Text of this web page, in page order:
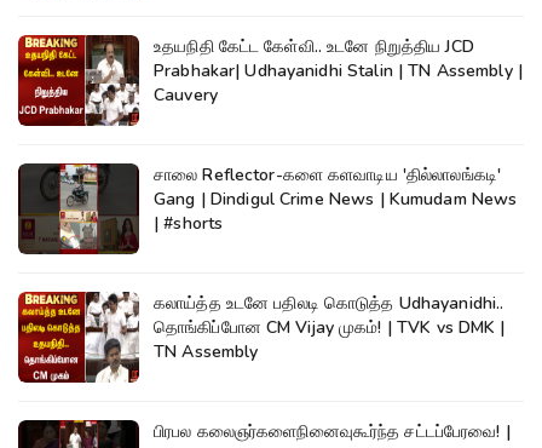
உதயநிதி கேட்ட கேள்வி.. உடனே நிறுத்திய JCD
Prabhakar| Udhayanidhi Stalin | TN Assembly |
Cauvery
சாலை Reflector-களை களவாடிய 'தில்லாலங்கடி'
Gang | Dindigul Crime News | Kumudam News
| #shorts
கலாய்த்த உடனே பதிலடி கொடுத்த Udhayanidhi..
தொங்கிப்போன CM Vijay முகம்! | TVK vs DMK |
TN Assembly
பிரபல கலைஞர்களைநினைவுகூர்ந்த சட்டப்பேரவை! |